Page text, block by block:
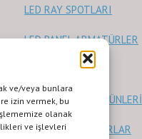
ve/veya bunlara
izin vermek, bu
olanak
ve işlevleri
LED RAY SPOTLARI
LED PANEL ARMATÜRLER
GÜÇ KAYNAKLARI
LED AKSESUAR ÜRÜNLERİ
ŞERİT LED/LED BARLAR